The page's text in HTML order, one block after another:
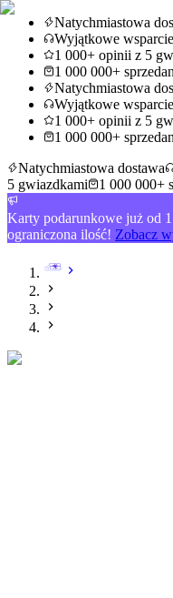
Natychmiastowa
Wyjątkowe wsparcie
1 000+ opinii z 5
1 000 000+
Natychmiastowa
Wyjątkowe wsparcie
1 000+ opinii z 5
1 000 000+
Natychmiastowa dostawa
5 gwiazdkami
1 000 000+
Karty podarunkowe już od
ograniczona ilość! Zobacz